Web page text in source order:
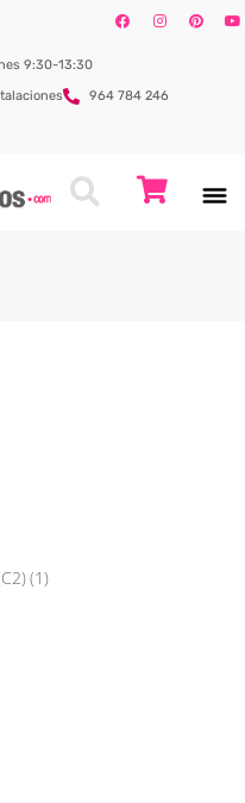
9:30-13:30
964 784 246
(1)